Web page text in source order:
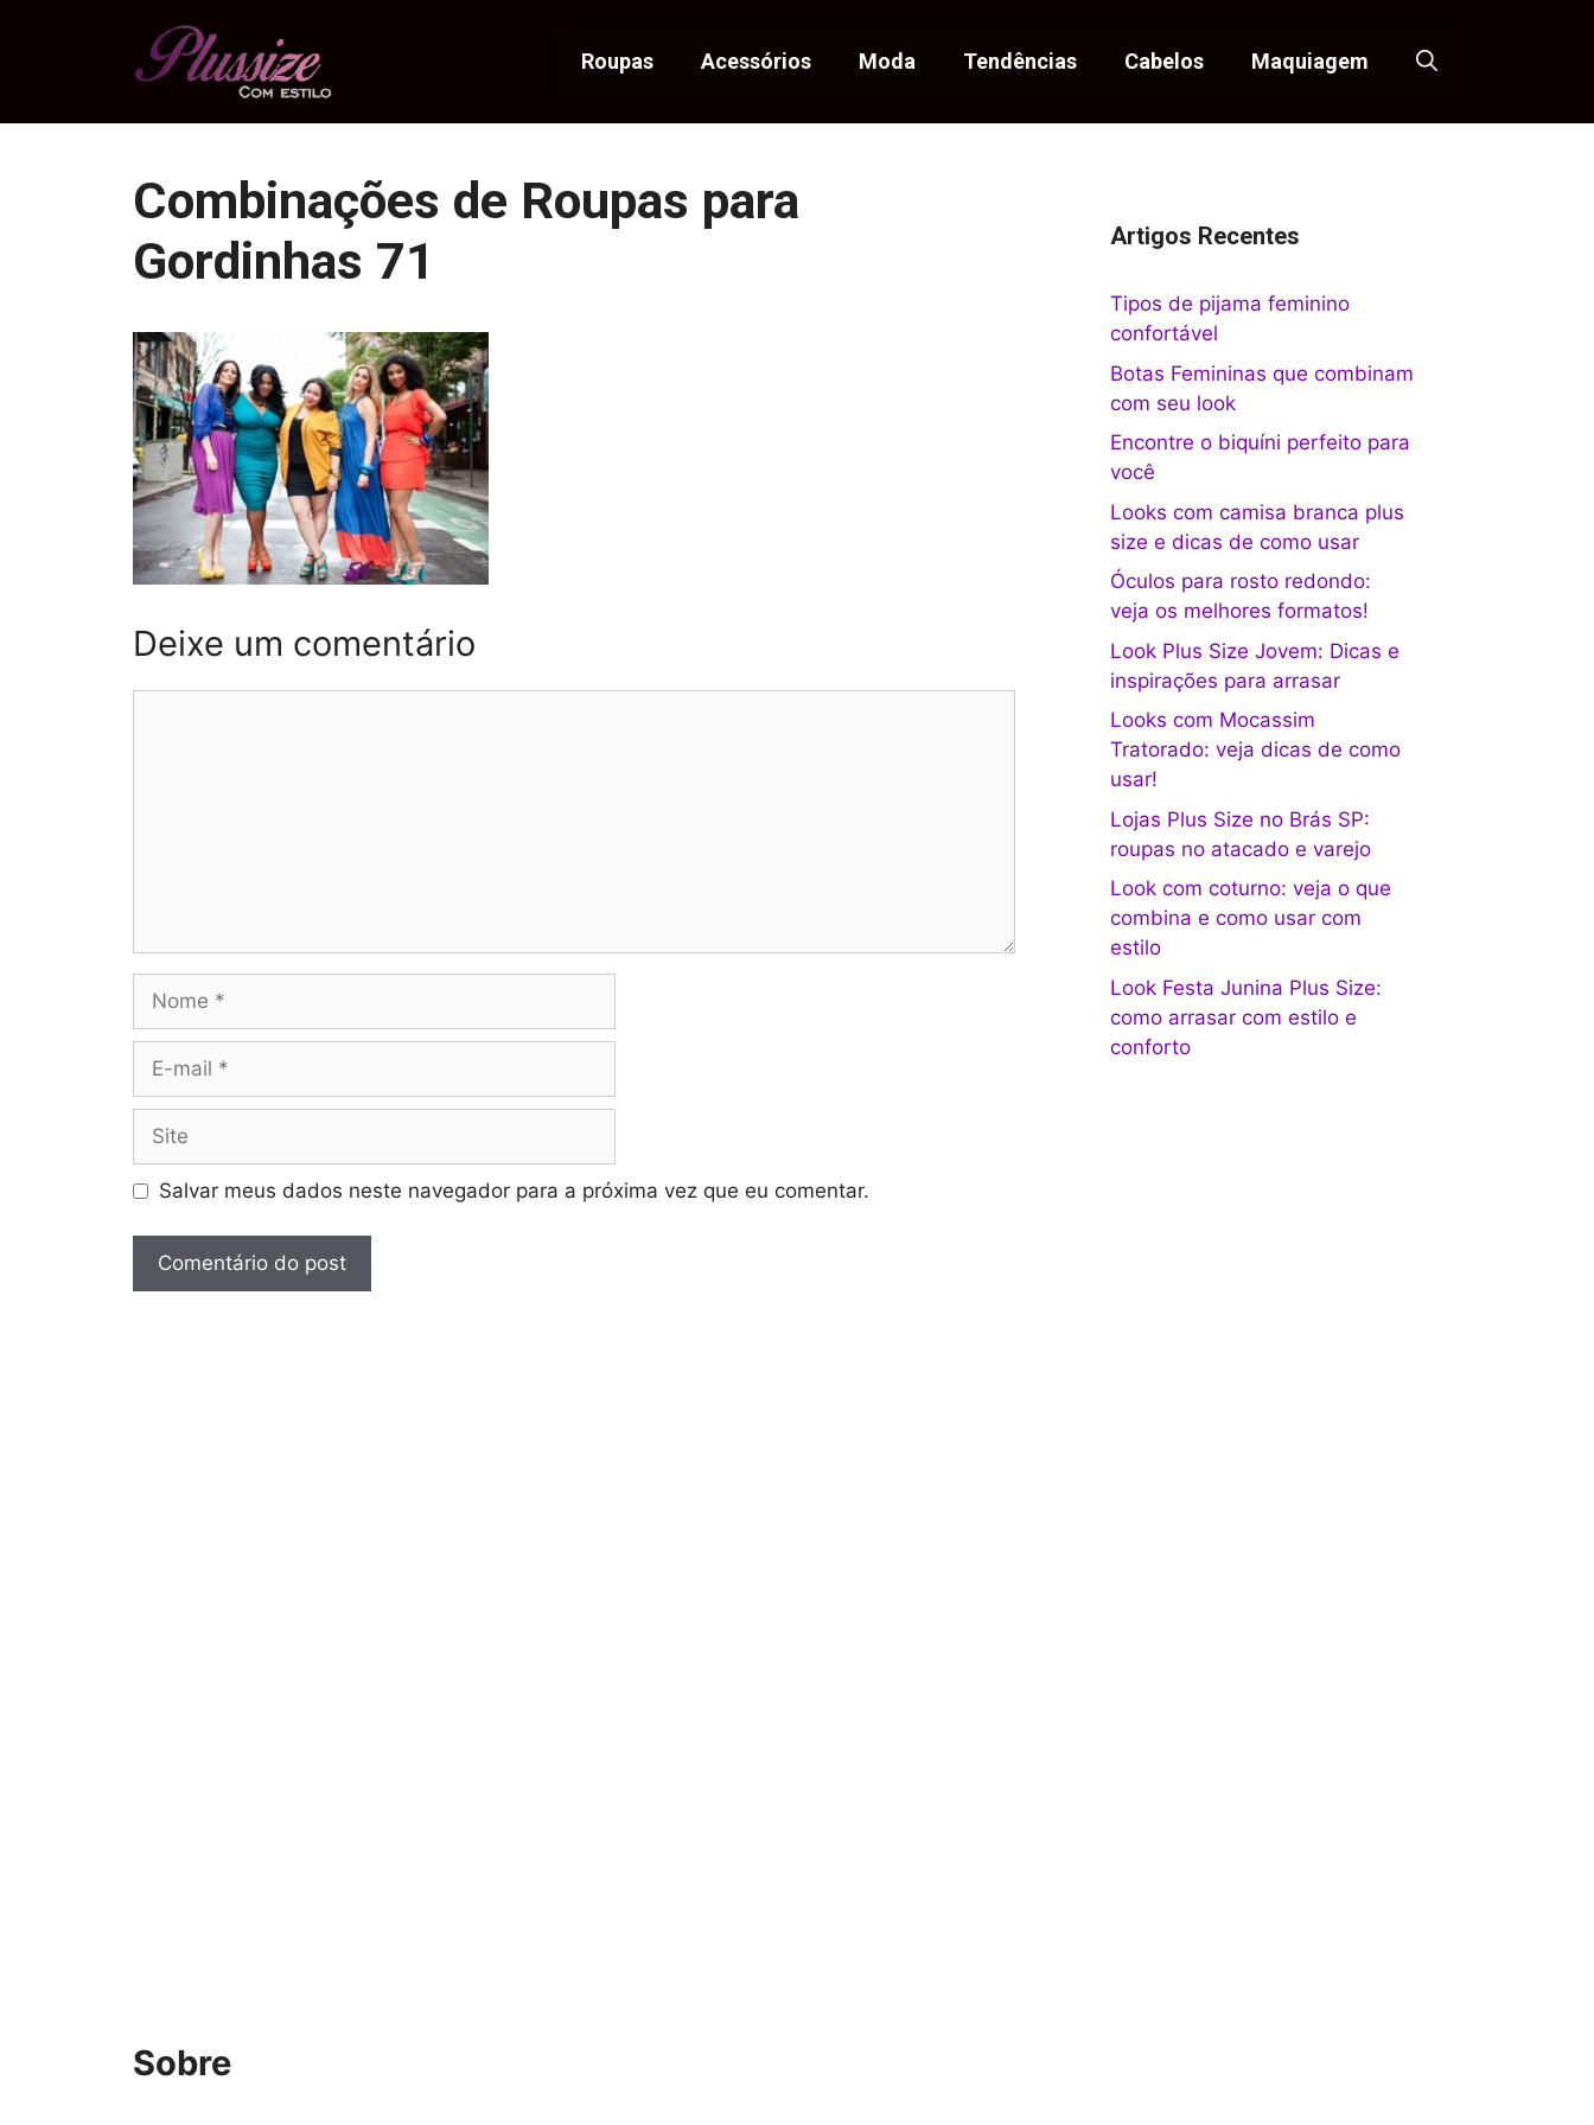
Roupas Acessórios Moda Tendências Cabelos Maquiagem
Combinações de Roupas para
Gordinhas 71
Deixe um comentário
mail
Salvar meus dados neste navegador para a próxima vez que eu comentar.
Artigos Recentes
Tipos de pijama feminino
confortável
Botas Femininas que combinam
com seu look
Encontre o biquíni perfeito para
você
Looks com camisa branca plus
size e dicas de como usar
Óculos para rosto redondo:
veja os melhores formatos!
Look Plus Size Jovem: Dicas e
inspirações para arrasar
Looks com Mocassim
Tratorado: veja dicas de como
usar!
Lojas Plus Size no Brás SP:
roupas no atacado e varejo
Look com coturno: veja o que
combina e como usar com
estilo
Look Festa Junina Plus Size:
como arrasar com estilo e
conforto
Sobre